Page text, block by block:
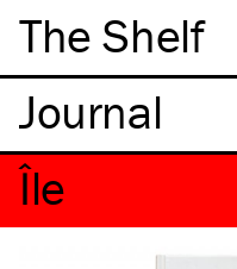
The Shelf
île